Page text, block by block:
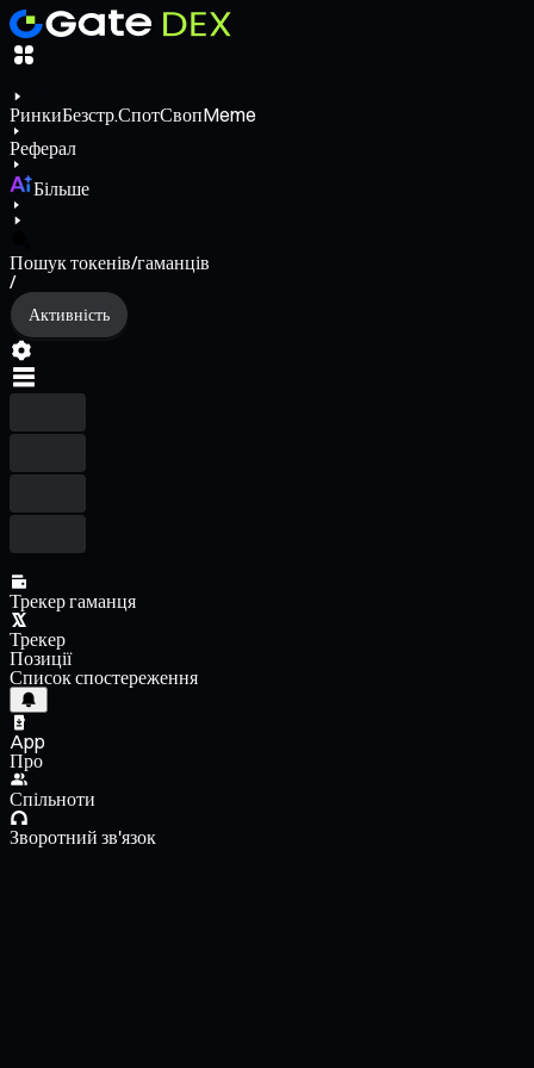
РинкиБезстр.СпотСвопMeme
Реферал
Більше
Пошук токенів/гаманців
/
Активність
Трекер гаманця
Трекер
Позиції
Список спостереження
App
Про
Спільноти
Зворотний зв'язок